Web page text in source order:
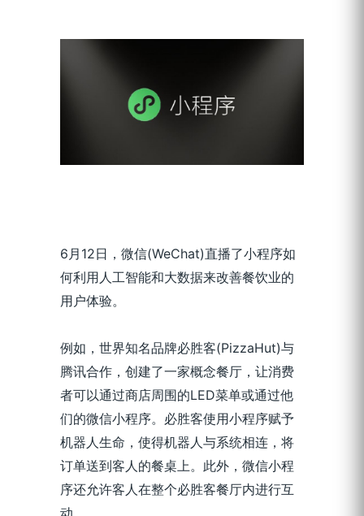
6月12日，微信(WeChat)直播了小程序如
何利用人工智能和大数据来改善餐饮业的
用户体验。
例如，世界知名品牌必胜客(PizzaHut)与
腾讯合作，创建了一家概念餐厅，让消费
者可以通过商店周围的LED菜单或通过他
们的微信小程序。必胜客使用小程序赋予
机器人生命，使得机器人与系统相连，将
订单送到客人的餐桌上。此外，微信小程
序还允许客人在整个必胜客餐厅内进行互